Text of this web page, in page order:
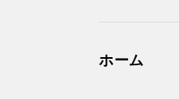
ホーム